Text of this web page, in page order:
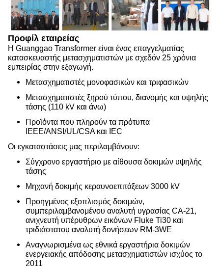
Προφίλ εταιρείας
Η Guanggao Transformer είναι ένας επαγγελματίας
κατασκευαστής μετασχηματιστών με σχεδόν 25 χρόνια
εμπειρίας στην εξαγωγή.
Μετασχηματιστές μονοφασικών και τριφασικών
Μετασχηματιστές ξηρού τύπου, διανομής και υψηλής
τάσης (110 kV και άνω)
Προϊόντα που πληρούν τα πρότυπα
IEEE/ANSI/UL/CSA και IEC
Οι εγκαταστάσεις μας περιλαμβάνουν:
Σύγχρονο εργαστήριο με αίθουσα δοκιμών υψηλής
τάσης
Μηχανή δοκιμής κεραυνοεπιτάξεων 3000 kV
Προηγμένος εξοπλισμός δοκιμών,
συμπεριλαμβανομένου αναλυτή υγρασίας CA-21,
ανιχνευτή υπέρυθρων εικόνων Fluke Ti30 και
τριδιάστατου αναλυτή δονήσεων RM-3WE
Αναγνωρισμένα ως εθνικά εργαστήρια δοκιμών
ενεργειακής απόδοσης μετασχηματιστών ισχύος το
2011